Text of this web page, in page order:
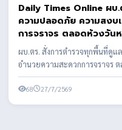
Daily Times Online ผบ.ตร. สั่งการตำรวจทุกพื้นที่ดูแล
ความปลอดภัย ความสงบ
การจราจร ตลอดห้วงวัน
ดื่มแอลกอฮอล์ทุกชนิด 48
ผบ.ตร. สั่งการตำรวจทุกพื้นที่ดู
อำนวยความสะดวกการจราจร
68 27/7/2569